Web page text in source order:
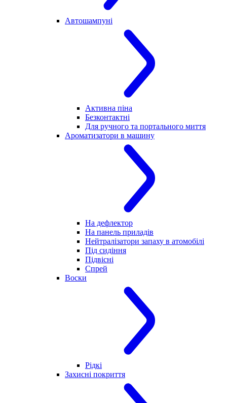
Автошампуні
Активна піна
Безконтактні
Для ручного та портального миття
Ароматизатори в машину
На дефлектор
На панель приладів
Нейтралізатори запаху в атомобілі
Під сидіння
Підвісні
Спрей
Воски
Рідкі
Захисні покриття